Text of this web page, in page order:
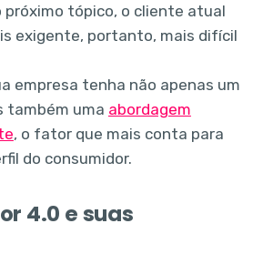
próximo tópico, o cliente atual
exigente, portanto, mais difícil
empresa tenha não apenas um
também uma abordagem
, o fator que mais conta para
do consumidor.
4.0 e suas